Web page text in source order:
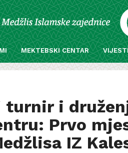
MEKTEBSKI CENTAR
turnir i
Prvo
IZ